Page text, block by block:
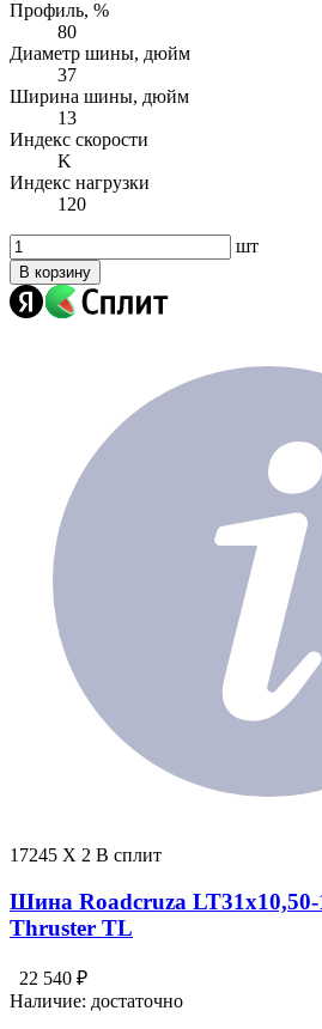
Профиль, %
80
Диаметр шины, дюйм
37
Ширина шины, дюйм
13
Индекс скорости
K
Индекс нагрузки
120
шт
В корзину
17245 X 2 В сплит
Шина Roadcruza LT31x10,50-
Thruster TL
22 540 ₽
Наличие: достаточно